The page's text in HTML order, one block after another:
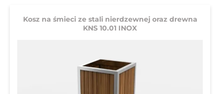
Kosz na śmieci ze stali nierdzewnej oraz drewna
KNS 10.01 INOX